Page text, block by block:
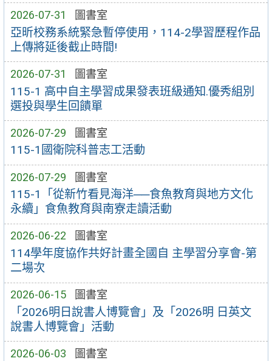
2026-07-31 圖書室
亞昕校務系統緊急暫停使用，114-2學習歷程作品
上傳將延後截止時間!
2026-07-31 圖書室
115-1 高中自主學習成果發表班級通知.優秀組別
選投與學生回饋單
2026-07-29 圖書室
115-1國衛院科普志工活動
2026-07-29 圖書室
115-1「從新竹看見海洋──食魚教育與地方文化
永續」食魚教育與南寮走讀活動
2026-06-22 圖書室
114學年度協作共好計畫全國自 主學習分享會-第
二場次
2026-06-15 圖書室
「2026明日說書人博覽會」及「2026明 日英文
說書人博覽會」活動
2026-06-03 圖書室